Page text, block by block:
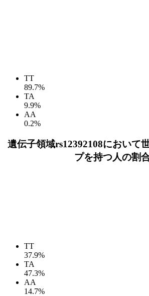
TT
89.7%
TA
9.9%
AA
0.2%
遺伝子領域rs12392108において
プを持つ人の割
TT
37.9%
TA
47.3%
AA
14.7%